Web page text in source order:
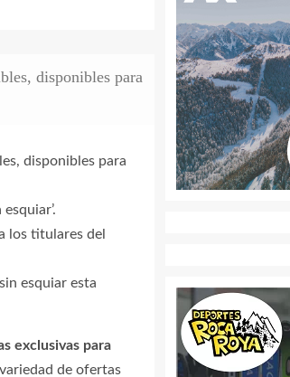
disponibles para
disponibles para
los titulares del
esquiar esta
exclusivas para
de ofertas